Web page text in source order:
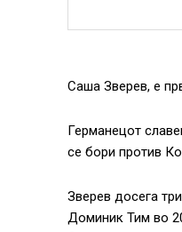
Саша Зверев, е
Германецот
се бори против
Зверев досега
Доминик Тим во